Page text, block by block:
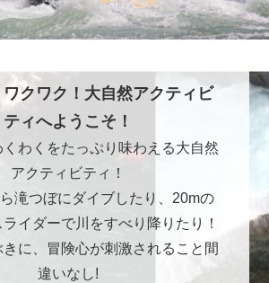
ワクワク！大自然アクティビ
ティへようこそ！
くわくをたっぷり味わえる大自然
アクティビティ！
滝つぼにダイブしたり、20mの
イダーで川をすべり降りたり！
に、冒険心が刺激されること間
違いなし!